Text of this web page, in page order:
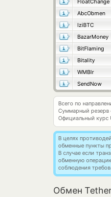
FloatChange
AbcObmen
IziBTC
BazarMoney
BitFlaming
Bitality
WMBlr
SendNow
Всего по
Суммарный резерв
Официальный курс
В целях
обменные пункты
В случае если
обменную
соблюдения
Обмен Tether